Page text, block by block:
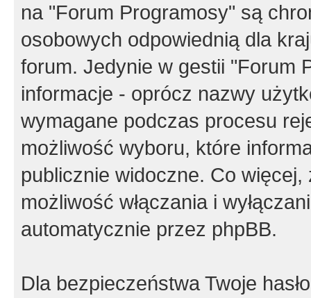
na "Forum Programosy" są
osobowych odpowiednią dla
forum. Jedynie w gestii "Forum
informacje - oprócz nazwy
wymagane podczas procesu
możliwość wyboru, które
publicznie widoczne. Co
możliwość włączania i
automatycznie przez phpBB.
Dla bezpieczeństwa Twoje